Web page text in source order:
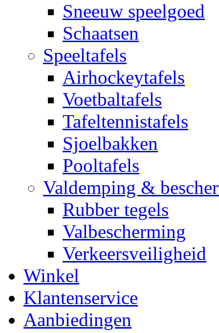
Sneeuw speelgoed
Schaatsen
Speeltafels
Airhockeytafels
Voetbaltafels
Tafeltennistafels
Sjoelbakken
Pooltafels
Valdemping &
Rubber tegels
Valbescherming
Verkeersveiligheid
Winkel
Klantenservice
Aanbiedingen